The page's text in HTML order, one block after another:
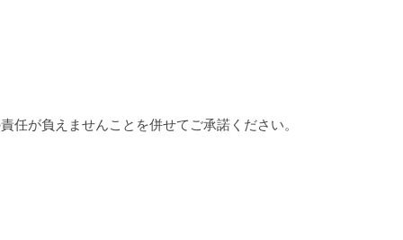
任が負えませんことを併せてご承諾ください。